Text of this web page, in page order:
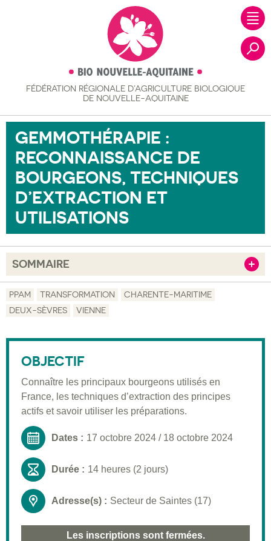
FÉDÉRATION RÉGIONALE D’AGRICULTURE BIOLOGIQUE
DE NOUVELLE-AQUITAINE
GEMMOTHÉRAPIE :
RECONNAISSANCE DE
BOURGEONS, TECHNIQUES
D’EXTRACTION ET
UTILISATIONS
SOMMAIRE
Description
Public visé
Pré-requis
Validation
Moyens pédagogiques
Informations pratiques
PPAM TRANSFORMATION
CHARENTE-MARITIME
DEUX-SÈVRES
VIENNE
OBJECTIF
Connaître les principaux bourgeons utilisés en
France, les techniques d’extraction des principes
actifs et savoir utiliser les préparations.
Dates : 17 octobre 2024 / 18 octobre 2024
Durée : 14 heures (2 jours)
Adresse(s) : Secteur de Saintes (17)
Les inscriptions sont fermées.